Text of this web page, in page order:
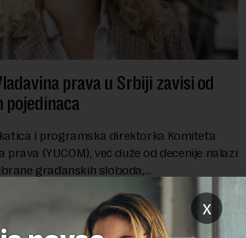
prava u Srbiji zavisi od
i programska direktorka Komiteta
prava (YUCOM), već duže od decenije nalazi
građanskih sloboda,
x